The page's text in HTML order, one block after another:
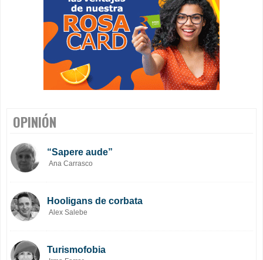
OPINIÓN
“Sapere aude”
Ana Carrasco
Hooligans de corbata
Alex Salebe
Turismofobia